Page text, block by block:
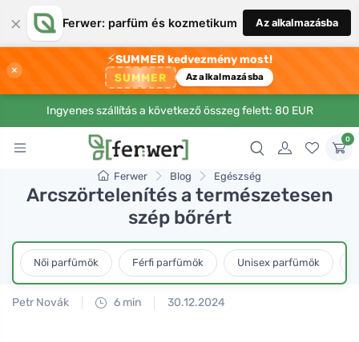
× Ferwer: parfüm és kozmetikum Az alkalmazásba
×
⚡SUMMER kedvezmény most!
SUMMER Az alkalmazásba
Ingyenes szállítás a következő összeg felett: 80 EUR
0
Ferwer Blog Egészség
Arcszörtelenítés a természetesen
szép bőrért
Női parfümök Férfi parfümök Unisex parfümök
Petr Novák 6 min 30.12.2024